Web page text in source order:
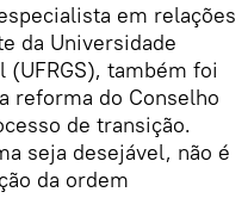
em relações
da Universidade
(UFRGS), também foi
reforma do Conselho
de transição.
seja desejável, não é
da ordem